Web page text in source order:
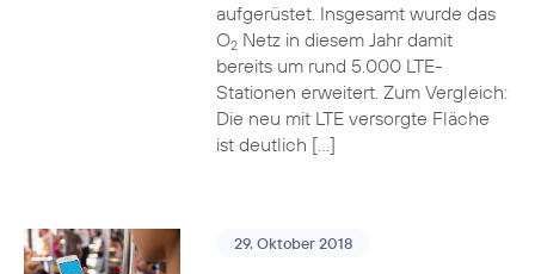
aufgerüstet. Insgesamt wurde das
O2Netz in diesem Jahr damit
bereits um rund 5.000 LTE-
Stationen erweitert. Zum Vergleich:
Die neu mit LTE versorgte Fläche
ist deutlich […]
29. Oktober 2018